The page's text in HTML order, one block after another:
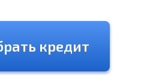
кредит